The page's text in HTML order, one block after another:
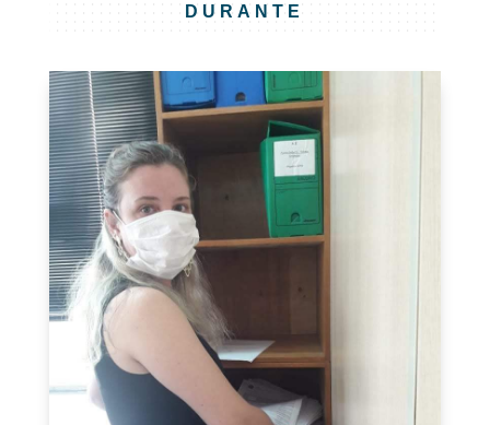
DURANTE